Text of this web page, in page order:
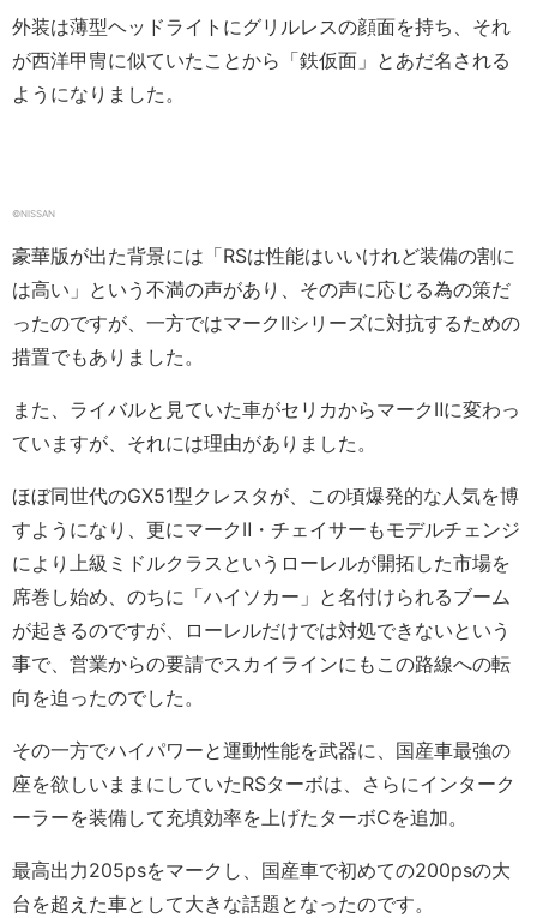
外装は薄型ヘッドライトにグリルレスの顔面を持ち、それ
が西洋甲冑に似ていたことから「鉄仮面」とあだ名される
ようになりました。
©NISSAN
豪華版が出た背景には「RSは性能はいいけれど装備の割に
は高い」という不満の声があり、その声に応じる為の策だ
ったのですが、一方ではマークⅡシリーズに対抗するための
措置でもありました。
また、ライバルと見ていた車がセリカからマークⅡに変わっ
ていますが、それには理由がありました。
ほぼ同世代のGX51型クレスタが、この頃爆発的な人気を博
すようになり、更にマークⅡ・チェイサーもモデルチェンジ
により上級ミドルクラスというローレルが開拓した市場を
席巻し始め、のちに「ハイソカー」と名付けられるブーム
が起きるのですが、ローレルだけでは対処できないという
事で、営業からの要請でスカイラインにもこの路線への転
向を迫ったのでした。
その一方でハイパワーと運動性能を武器に、国産車最強の
座を欲しいままにしていたRSターボは、さらにインターク
ーラーを装備して充填効率を上げたターボCを追加。
最高出力205psをマークし、国産車で初めての200psの大
台を超えた車として大きな話題となったのです。